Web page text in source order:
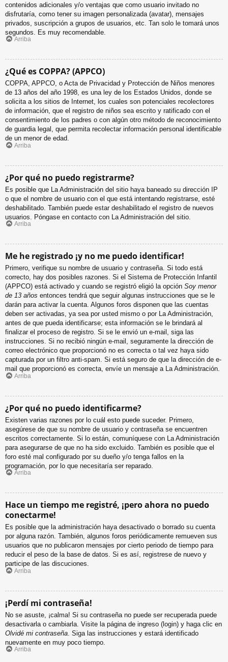
contenidos adicionales y/o ventajas que como usuario invitado no
disfrutaría, como tener su imagen personalizada (avatar), mensajes
privados, suscripción a grupos de usuarios, etc. Tan solo le tomará unos
segundos. Es muy recomendable.
Arriba
¿Qué es COPPA? (APPCO)
COPPA, APPCO, o Acta de Privacidad y Protección de Niños menores
de 13 años del año 1998, es una ley de los Estados Unidos, donde se
solicita a los sitios de Internet, los cuales son potenciales recolectores
de información, que el registro de niños sea escrito y ratificado con el
consentimiento de los padres o con algún otro método de reconocimiento
de guardia legal, que permita recolectar información personal identificable
de un menor de edad.
Arriba
¿Por qué no puedo registrarme?
Es posible que La Administración del sitio haya baneado su dirección IP
o que el nombre de usuario con el que está intentando registrarse, esté
deshabilitado. También puede estar deshabilitado el registro de nuevos
usuarios. Póngase en contacto con La Administración del sitio.
Arriba
Me he registrado ¡y no me puedo identificar!
Primero, verifique su nombre de usuario y contraseña. Si todo está
correcto, hay dos posibles razones. Si el Sistema de Protección Infantil
(APPCO) está activado y cuando se registró eligió la opción Soy menor
de 13 años entonces tendrá que seguir algunas instrucciones que se le
darán para activar la cuenta. Algunos foros disponen que las cuentas
deben ser activadas, ya sea por usted mismo o por La Administración,
antes de que pueda identificarse; esta información se le brindará al
finalizar el proceso de registro. Si se le envió un e-mail, siga las
instrucciones. Si no recibió ningún e-mail, seguramente la dirección de
correo electrónico que proporcionó no es correcta o tal vez haya sido
capturada por un filtro anti-spam. Si está seguro de que la dirección de e-
mail que proporcionó es correcta, envíe un mensaje a La Administración.
Arriba
¿Por qué no puedo identificarme?
Existen varias razones por lo cuál esto puede suceder. Primero,
asegúrese de que su nombre de usuario y contraseña se encuentren
escritos correctamente. Si lo están, comuníquese con La Administración
para asegurarse de que no ha sido excluido. También es posible que el
foro esté mal configurado por su dueño y/o tenga fallos en la
programación, por lo que necesitaría ser reparado.
Arriba
Hace un tiempo me registré, ¡pero ahora no puedo
conectarme!
Es posible que la administración haya desactivado o borrado su cuenta
por alguna razón. También, algunos foros periódicamente remueven sus
usuarios que no publicaron mensajes por cierto periodo de tiempo para
reducir el peso de la base de datos. Si es así, registrese de nuevo y
participe de las discuciones.
Arriba
¡Perdí mi contraseña!
No se asuste, ¡calma! Si su contraseña no puede ser recuperada puede
desactivarla o cambiarla. Visite la página de ingreso (login) y haga clic en
Olvidé mi contraseña . Siga las instrucciones y estará identificado
nuevamente en muy poco tiempo.
Arriba